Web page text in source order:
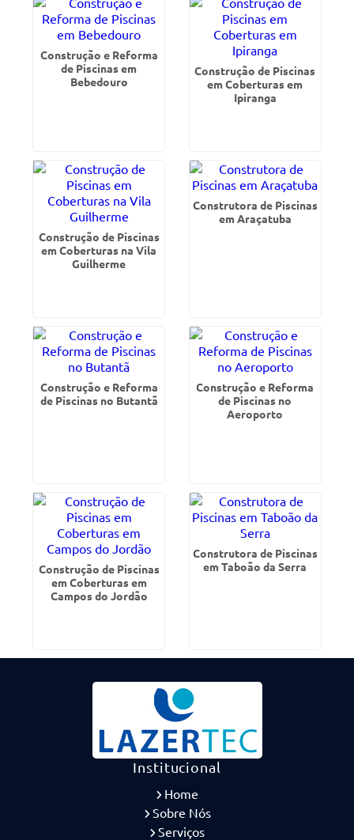
Construção e Reforma
de Piscinas em
Bebedouro
Construção de Piscinas
em Coberturas em
Ipiranga
Construção de Piscinas
em Coberturas na Vila
Guilherme
Construtora de Piscinas
em Araçatuba
Construção e Reforma
de Piscinas no Butantã
Construção e Reforma
de Piscinas no
Aeroporto
Construção de Piscinas
em Coberturas em
Campos do Jordão
Construtora de Piscinas
em Taboão da Serra
Institucional
Home
Sobre Nós
Serviços